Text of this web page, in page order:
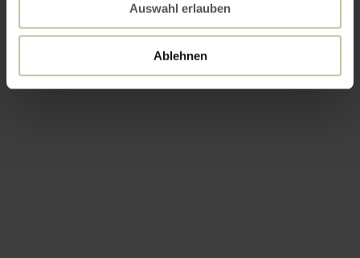
Auswahl erlauben
Ablehnen